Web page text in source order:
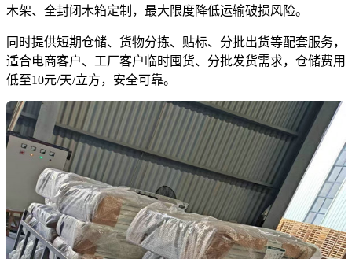
木架、全封闭木箱定制，最大限度降低运输破损风险。
同时提供短期仓储、货物分拣、贴标、分批出货等配套服务，
适合电商客户、工厂客户临时囤货、分批发货需求，仓储费用
低至10元/天/立方，安全可靠。